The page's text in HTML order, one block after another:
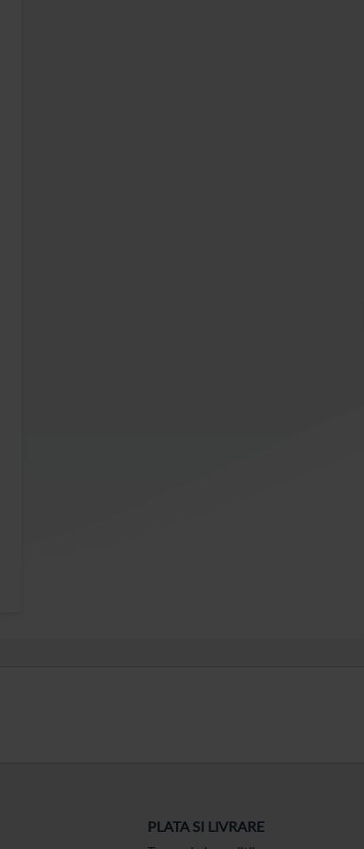
PLATA SI LIVRARE